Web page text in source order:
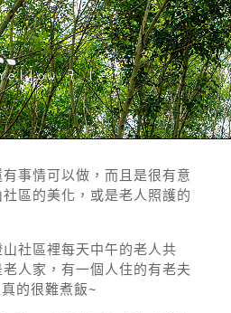
事情可以做，而且是很有意
區的美化，或是老人照護的
社區裡每天中午的老人共
人家，有一個人住的有老夫
的很難煮飯~